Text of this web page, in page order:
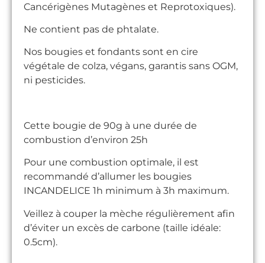
Cancérigènes Mutagènes et Reprotoxiques).
Ne contient pas de phtalate.
Nos bougies et fondants sont en cire
végétale de colza, végans, garantis sans OGM,
ni pesticides.
Cette bougie de 90g à une durée de
combustion d’environ 25h
Pour une combustion optimale, il est
recommandé d’allumer les bougies
INCANDELICE 1h minimum à 3h maximum.
Veillez à couper la mèche régulièrement afin
d’éviter un excès de carbone (taille idéale:
0.5cm).